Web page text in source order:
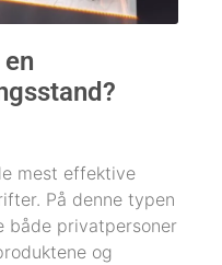
mest effektive
På denne typen
både privatpersoner
og